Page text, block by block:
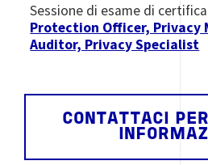
Sessione di esame di
Protection Officer, Privacy
Auditor, Privacy Specialist
CONTATTACI